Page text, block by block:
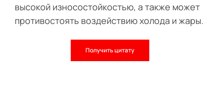
высокой износостойкостью, а также может
противостоять воздействию холода и жары.
Получить цитату